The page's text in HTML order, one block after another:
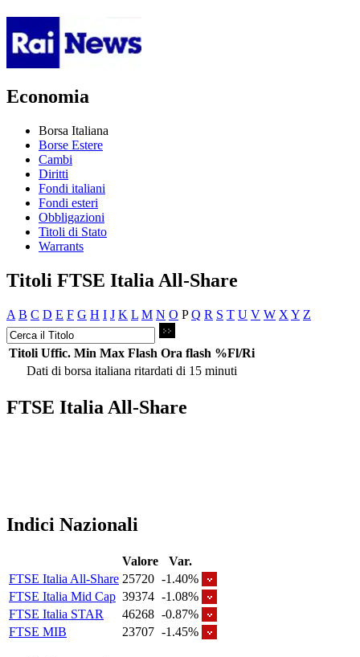
Economia
Borsa Italiana
Borse Estere
Cambi
Diritti
Fondi italiani
Fondi esteri
Obbligazioni
Titoli di Stato
Warrants
Titoli FTSE Italia All-Share
A B C D E F G H I J K L M N O PQ R S T U V W X Y Z
Titoli Uffic. Min Max Flash Ora flash %Fl/Ri
Dati di borsa italiana ritardati di 15 minuti
FTSE Italia All-Share
Indici Nazionali
Valore
Var.
FTSE Italia All-Share 25720 -1.40%
FTSE Italia Mid Cap 39374 -1.08%
FTSE Italia STAR
46268 -0.87%
FTSE MIB
23707 -1.45%